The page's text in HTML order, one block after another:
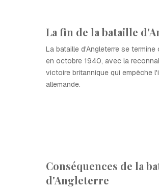
La fin de la bataille
La bataille d'Angleterre se termine
en octobre 1940, avec la
victoire britannique qui empêche
allemande.
Conséquences de la
d'Angleterre